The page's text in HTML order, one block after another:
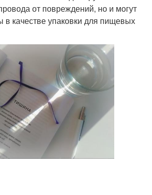
от повреждений, но и могут
в качестве упаковки для пищевых